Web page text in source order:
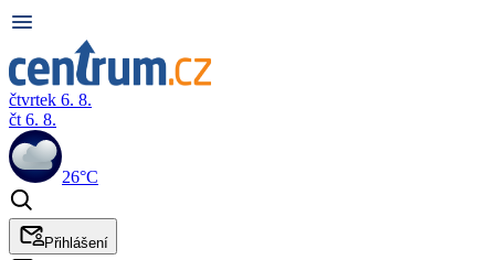
čtvrtek 6. 8.
čt 6. 8.
26°C
Přihlášení